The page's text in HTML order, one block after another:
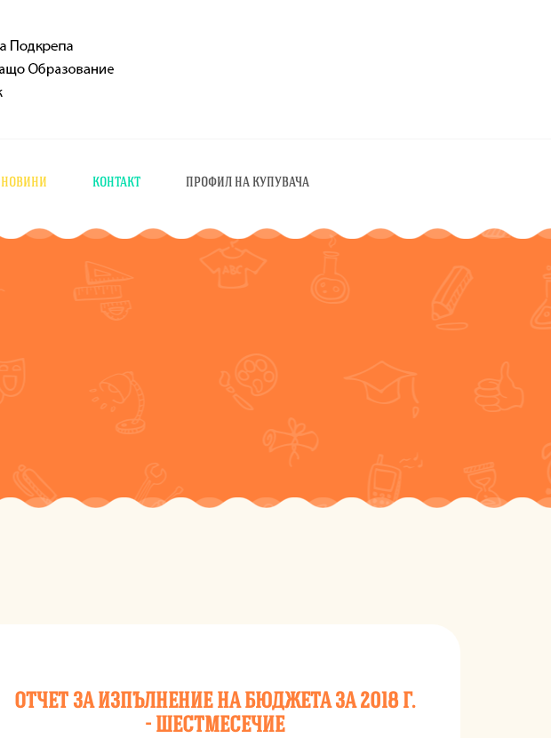
НОВИНИ КОНТАКТ ПРОФИЛ НА КУПУВАЧА
ОТЧЕТ ЗА ИЗПЪЛНЕНИЕ НА БЮДЖЕТА ЗА 2018 Г.
- ШЕСТМЕСЕЧИЕ